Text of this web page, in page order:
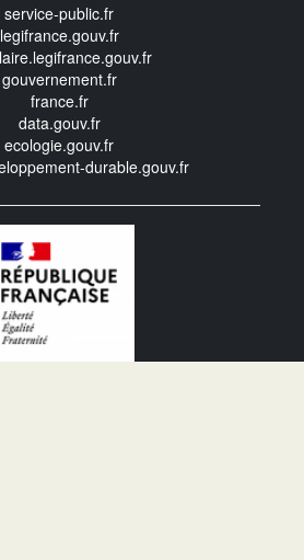
service-public.fr
legifrance.gouv.fr
gouvernement.fr
france.fr
data.gouv.fr
ecologie.gouv.fr
durable.gouv.fr